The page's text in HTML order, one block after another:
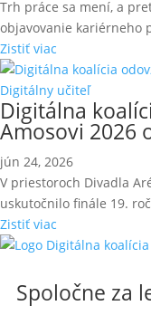
Trh práce sa mení, a
objavovanie kariérneho
Zistiť viac
Digitálna
Amosovi 2026
jún 24, 2026
V priestoroch Divadla
uskutočnilo finále 19.
Zistiť viac
Spoločne za